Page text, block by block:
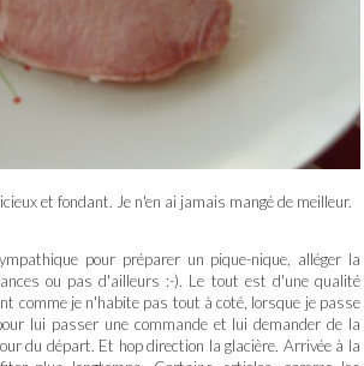
et fondant. Je n'en ai jamais mangé de meilleur.
pour préparer un pique-nique, alléger la
ou pas d'ailleurs :-). Le tout est d'une qualité
comme je n'habite pas tout à coté, lorsque je passe
lui passer une commande et lui demander de la
du départ. Et hop direction la glacière. Arrivée à la